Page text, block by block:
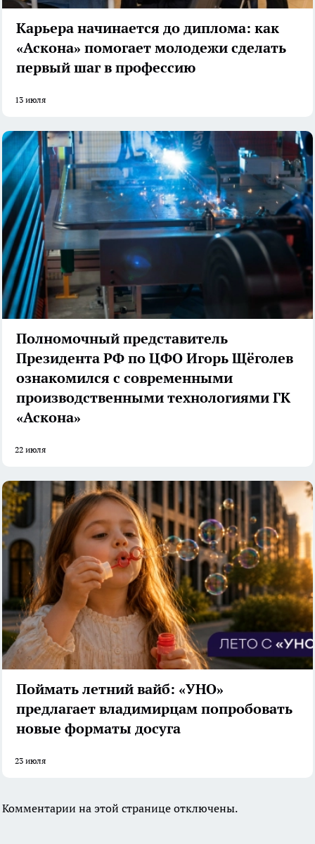
Карьера начинается до диплома: как
«Аскона» помогает молодежи сделать
первый шаг в профессию
13 июля
Полномочный представитель
Президента РФ по ЦФО Игорь Щёголев
ознакомился с современными
производственными технологиями ГК
«Аскона»
22 июля
Поймать летний вайб: «УНО»
предлагает владимирцам попробовать
новые форматы досуга
23 июля
Комментарии на этой странице отключены.